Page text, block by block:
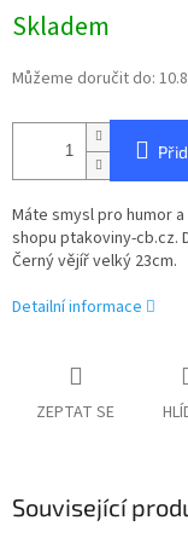
cena:
Skladem
Můžeme doručit do:
Máte smysl pro humor
shopu ptakoviny-cb.cz.
Černý vějíř velký 23cm.
Detailní informace
ZEPTAT SE
Související